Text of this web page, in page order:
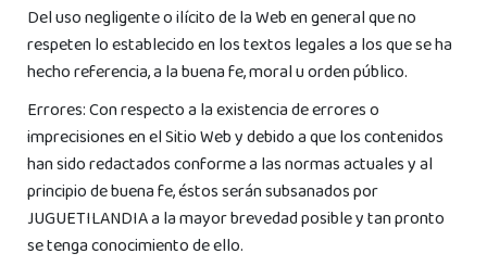
Del uso negligente o ilícito de la Web en general que no
respeten lo establecido en los textos legales a los que se ha
hecho referencia, a la buena fe, moral u orden público.
Errores: Con respecto a la existencia de errores o
imprecisiones en el Sitio Web y debido a que los contenidos
han sido redactados conforme a las normas actuales y al
principio de buena fe, éstos serán subsanados por
JUGUETILANDIA a la mayor brevedad posible y tan pronto
se tenga conocimiento de ello.